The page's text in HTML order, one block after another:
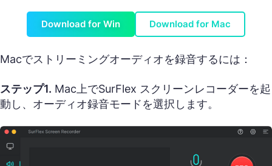
Download for Win Download for Mac
Macでストリーミングオーディオを録音するには：
ステップ1. Mac上でSurFlex スクリーンレコーダーを起
動し、オーディオ録音モードを選択します。